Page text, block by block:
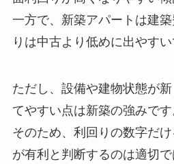
一方で、新築アパートは建
りは中古より低めに出やすい
ただし、設備や建物状態が
てやすい点は新築の強みです
そのため、利回りの数字だ
が有利と判断するのは適切で